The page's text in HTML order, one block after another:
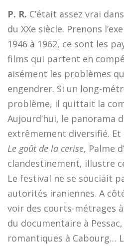
P. R. C’était assez vrai
du XXe siècle. Prenons
1946 à 1962, ce sont les
films qui partent en
aisément les problèmes
engendrer. Si un long-
problème, il quittait la
Aujourd’hui, le panorama
extrêmement diversifié.
Le goût de la cerise, Palme
clandestinement, illustre
Le festival ne se souciait
autorités iraniennes. A
voir des courts-métrages
du documentaire à
romantiques à Cabourg…